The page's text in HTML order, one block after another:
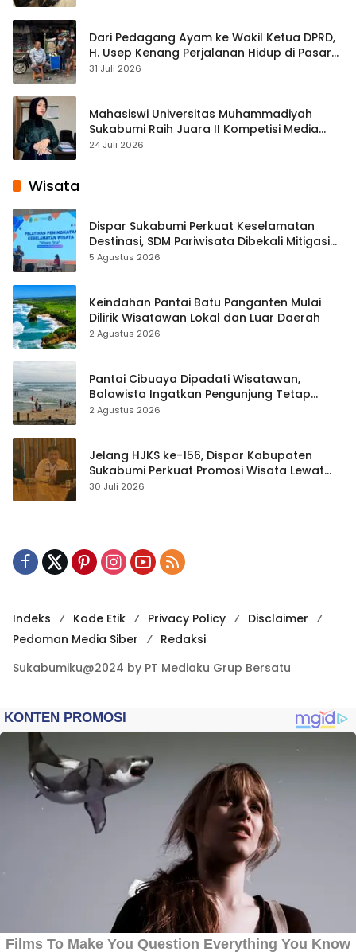
Dari Pedagang Ayam ke Wakil Ketua DPRD,
H. Usep Kenang Perjalanan Hidup di Pasar
Cisaat
31 Juli 2026
Mahasiswi Universitas Muhammadiyah
Sukabumi Raih Juara II Kompetisi Media
Pembelajaran Digital Tingkat Internasional
24 Juli 2026
Wisata
Dispar Sukabumi Perkuat Keselamatan
Destinasi, SDM Pariwisata Dibekali Mitigasi
hingga Teknik Evakuasi
5 Agustus 2026
Keindahan Pantai Batu Panganten Mulai
Dilirik Wisatawan Lokal dan Luar Daerah
2 Agustus 2026
Pantai Cibuaya Dipadati Wisatawan,
Balawista Ingatkan Pengunjung Tetap
Waspada
2 Agustus 2026
Jelang HJKS ke-156, Dispar Kabupaten
Sukabumi Perkuat Promosi Wisata Lewat
Publikasi Digital
30 Juli 2026
Indeks Kode Etik Privacy Policy
Disclaimer
Pedoman Media Siber
Redaksi
Sukabumiku@2024 by PT Mediaku Grup Bersatu